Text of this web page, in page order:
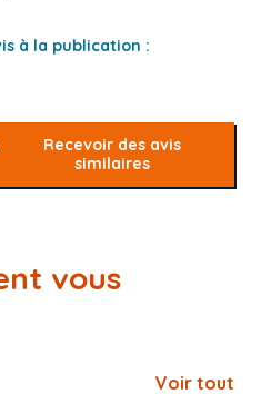
à la publication :
Recevoir des avis
similaires
vous
Voir tout